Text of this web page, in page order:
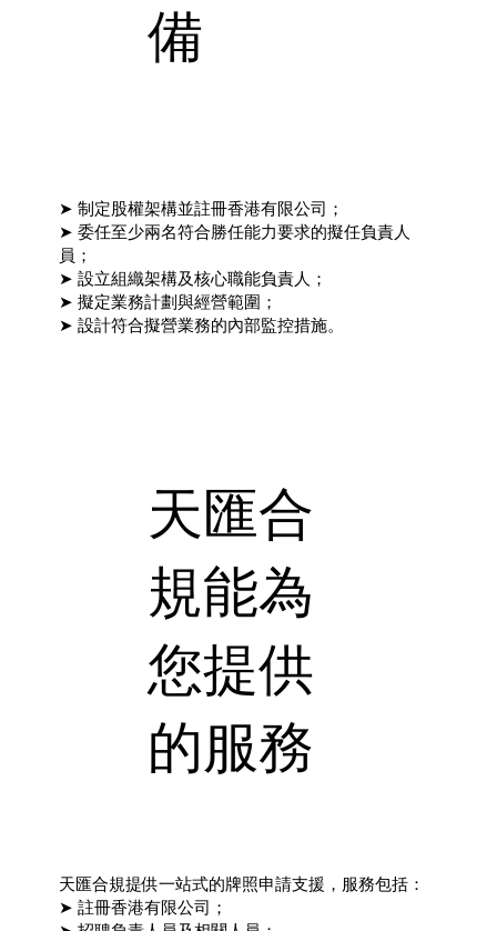
備
➤ 制定股權架構並註冊香港有限公司；
➤ 委任至少兩名符合勝任能力要求的擬任負責人
員；
➤ 設立組織架構及核心職能負責人；
➤ 擬定業務計劃與經營範圍；
➤ 設計符合擬營業務的內部監控措施。
天匯合
規能為
您提供
的服務
天匯合規提供一站式的牌照申請支援，服務包括：
➤ 註冊香港有限公司；